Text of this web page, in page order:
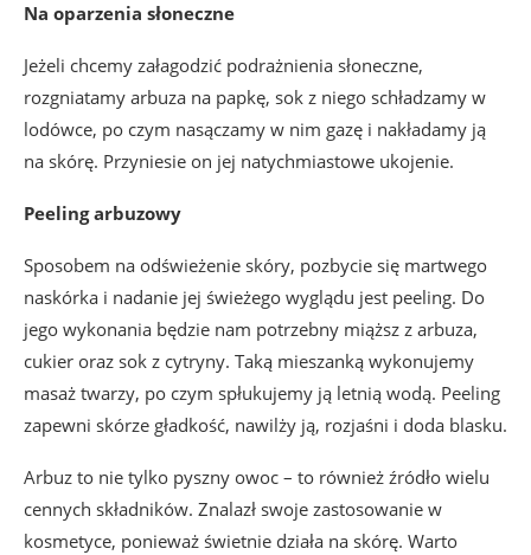
Na oparzenia słoneczne
Jeżeli chcemy załagodzić podrażnienia słoneczne,
rozgniatamy arbuza na papkę, sok z niego schładzamy w
lodówce, po czym nasączamy w nim gazę i nakładamy ją
na skórę. Przyniesie on jej natychmiastowe ukojenie.
Peeling arbuzowy
Sposobem na odświeżenie skóry, pozbycie się martwego
naskórka i nadanie jej świeżego wyglądu jest peeling. Do
jego wykonania będzie nam potrzebny miąższ z arbuza,
cukier oraz sok z cytryny. Taką mieszanką wykonujemy
masaż twarzy, po czym spłukujemy ją letnią wodą. Peeling
zapewni skórze gładkość, nawilży ją, rozjaśni i doda blasku.
Arbuz to nie tylko pyszny owoc – to również źródło wielu
cennych składników. Znalazł swoje zastosowanie w
kosmetyce, ponieważ świetnie działa na skórę. Warto